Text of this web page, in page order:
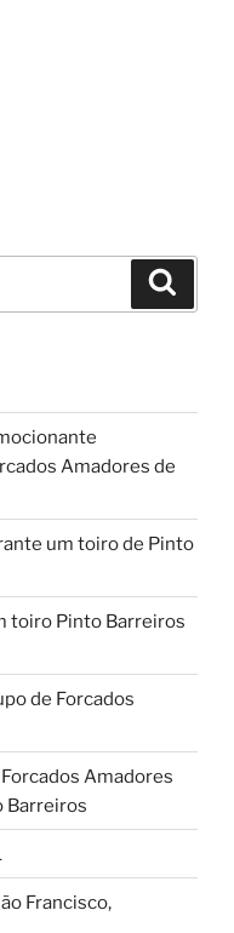
Amadores de
um toiro de Pinto
toiro Pinto Barreiros
de Forcados
Amadores
Barreiros
Francisco,